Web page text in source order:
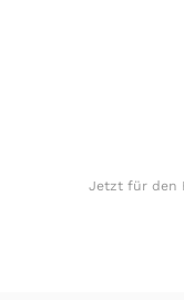
Jetzt für den